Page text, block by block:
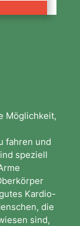
Möglichkeit,
fahren und
speziell
Kardio-
die
sind,